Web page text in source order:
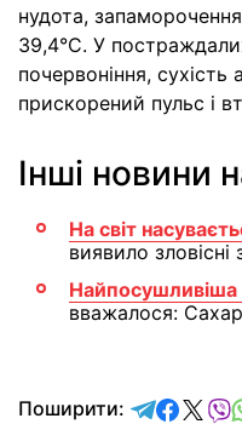
нудота,
39,4°C. У
почервоніння, сухість
прискорений пульс і
Інші новини
На світ
виявило зловісні
Найпосушливіша
вважалося:
Поширити: